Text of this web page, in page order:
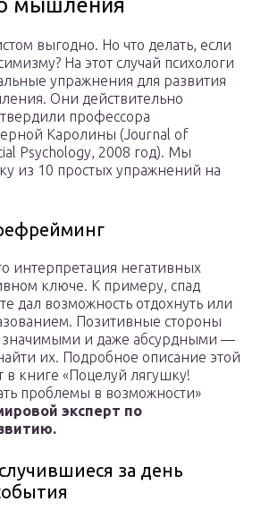
мышления
выгодно. Но что делать, если
На этот случай психологи
упражнения для развития
Они действительно
профессора
Каролины (Journal of
Psychology, 2008 год). Мы
из 10 простых упражнений на
интерпретация негативных
ключе. К примеру, спад
дал возможность отдохнуть или
Позитивные стороны
значимыми и даже абсурдными —
их. Подробное описание этой
в книге «Поцелуй лягушку!
проблемы в возможности»
эксперт по
за день